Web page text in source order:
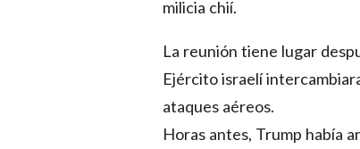
milicia chií.
La reunión tiene lugar
Ejército israelí
ataques aéreos.
Horas antes, Trump había